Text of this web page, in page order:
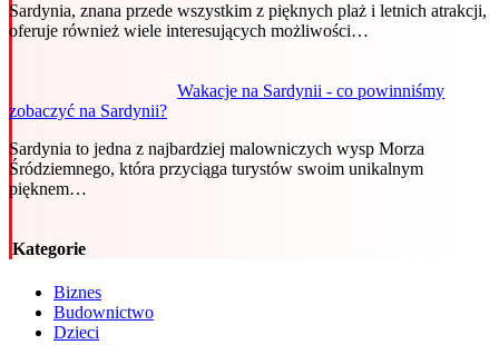
Sardynia, znana przede wszystkim z pięknych plaż i letnich atrakcji,
oferuje również wiele interesujących możliwości…
Wakacje na Sardynii - co powinniśmy
zobaczyć na Sardynii?
Sardynia to jedna z najbardziej malowniczych wysp Morza
Śródziemnego, która przyciąga turystów swoim unikalnym
pięknem…
Kategorie
Biznes
Budownictwo
Dzieci